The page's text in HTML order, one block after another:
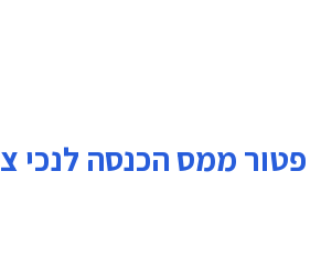
פטור ממס הכנסה לנכי